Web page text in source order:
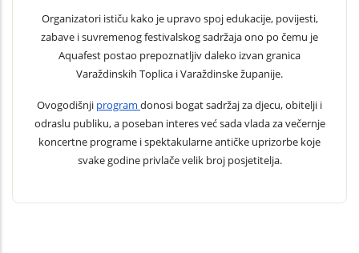
Organizatori ističu kako je upravo spoj edukacije, povijesti,
zabave i suvremenog festivalskog sadržaja ono po čemu je
Aquafest postao prepoznatljiv daleko izvan granica
Varaždinskih Toplica i Varaždinske županije.
Ovogodišnji program donosi bogat sadržaj za djecu, obitelji i
odraslu publiku, a poseban interes već sada vlada za večernje
koncertne programe i spektakularne antičke uprizorbe koje
svake godine privlače velik broj posjetitelja.